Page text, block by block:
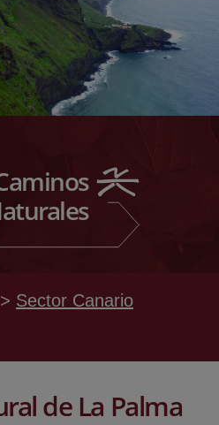
Sector Canario
de La Palma